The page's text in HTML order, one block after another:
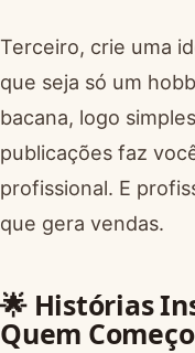
Terceiro, crie uma
que seja só um
bacana, logo
publicações faz
profissional. E
que gera vendas.
🌟 Histórias
Quem